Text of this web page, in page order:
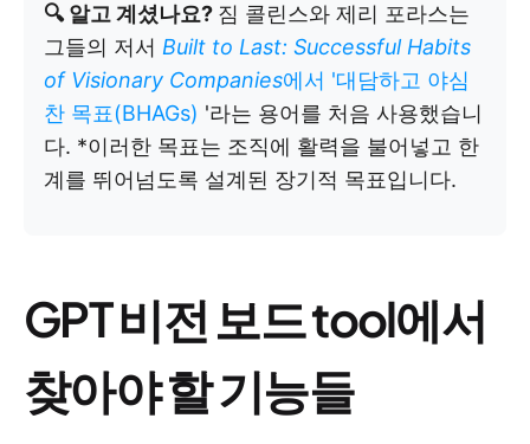
🔍 알고 계셨나요? 짐 콜린스와 제리 포라스는
그들의 저서 Built to Last: Successful Habits
of Visionary Companies에서 '대담하고 야심
찬 목표(BHAGs) '라는 용어를 처음 사용했습니
다. *이러한 목표는 조직에 활력을 불어넣고 한
계를 뛰어넘도록 설계된 장기적 목표입니다.
GPT 비전 보드 tool에서
찾아야 할 기능들